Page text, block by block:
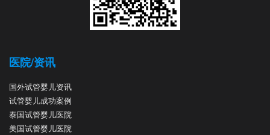
医院/资讯
国外试管婴儿资讯
试管婴儿成功案例
泰国试管婴儿医院
美国试管婴儿医院